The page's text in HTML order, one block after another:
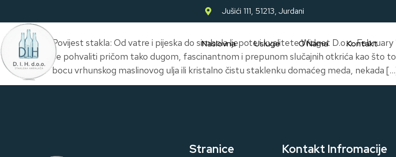
Jušići 111, 51213, Jurdani
Naslovna Usluge O Nama Kontakt
Povijest stakla: Od vatre i pijeska do simbola ljepote i kvalitete Widget D.o.o.
se pohvaliti pričom tako dugom, fascinantnom i prepunom slučajnih otkrića kao što
bocu vrhunskog maslinovog ulja ili kristalno čistu staklenku domaćeg meda, nekada
Stranice Kontakt Infromacije